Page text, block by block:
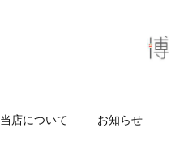
当店について お知らせ